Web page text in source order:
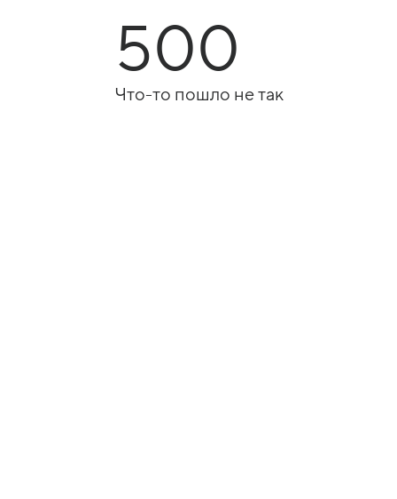
500
Что-то пошло не так